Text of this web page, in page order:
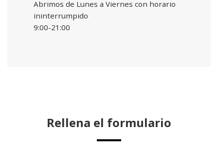
Abrimos de Lunes a Viernes con horario
ininterrumpido
9:00-21:00
Rellena el formulario